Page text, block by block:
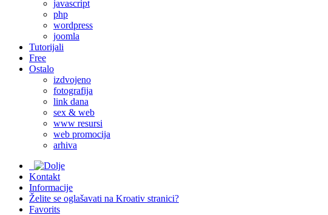
javascript
php
wordpress
joomla
Tutorijali
Free
Ostalo
izdvojeno
fotografija
link dana
sex & web
www resursi
web promocija
arhiva
Kontakt
Informacije
Želite se oglašavati na Kroativ stranici?
Favorits